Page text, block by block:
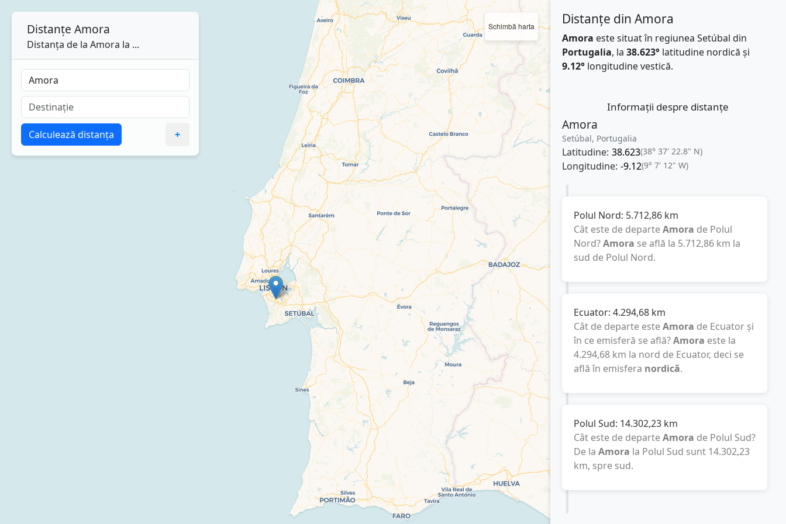
Schimbă harta Distanțe din Amora
Amora este situat în regiunea Setúbal din
Portugalia, la 38.623°latitudine nordică și
9.12°longitudine vestică.
Informații despre distanțe
Amora
Setúbal, Portugalia
Latitudine: 38.623(38° 37' 22.8" N)
Longitudine: -9.12(9° 7' 12" W)
Polul Nord: 5.712,86 km
Cât este de departeAmora de Polul
Nord?Amora se află la 5.712,86 km la
sud de Polul Nord.
Ecuator: 4.294,68 km
Cât de departe esteAmora de Ecuator și
în ce emisferă se află?Amora este la
4.294,68 km la nord de Ecuator, deci se
află în emisfera nordică.
Polul Sud: 14.302,23 km
Cât este de departeAmora de Polul Sud?
De la Amora la Polul Sud sunt 14.302,23
km, spre sud.
Distanțe Amora
Distanța de la Amora la ...
Calculează distanța +